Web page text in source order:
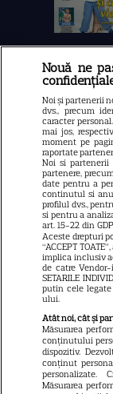
Copyright2026
Nouă ne
Noi și partenerii
dvs., precum
caracter
mai jos,
moment pe
raportate
Noi si partenerii
partenere,
date pentru a
continutul si
profilul dvs.,
si pentru a
art. 15-22 din
Aceste drepturi
“ACCEPT
implica inclusiv
de catre
SETARILE
putin cele
ului.
Atât noi, cât și
Măsurarea
conținutului
dispozitiv.
conținut
personalizate.
Măsurarea